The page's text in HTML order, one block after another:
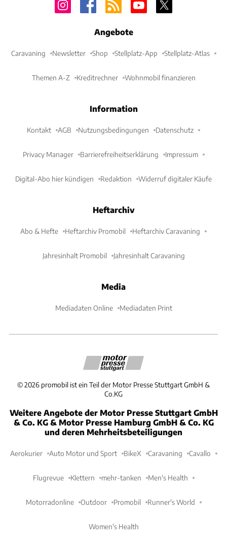
Angebote
Caravaning Newsletter Shop Stellplatz-App Stellplatz-Atlas
Themen A-Z Kreditrechner Wohnmobil finanzieren
Information
Kontakt AGB Nutzungsbedingungen Datenschutz
Privacy Manager Barrierefreiheitserklärung Impressum
Digital-Abo hier kündigen Redaktion Widerruf digitaler Käufe
Heftarchiv
Abo & Hefte Heftarchiv Promobil Heftarchiv Caravaning
Jahresinhalt Promobil Jahresinhalt Caravaning
Media
Mediadaten Online Mediadaten Print
©2026 promobil ist ein Teil der Motor Presse Stuttgart GmbH &
Co.KG
Weitere Angebote der Motor Presse Stuttgart GmbH
& Co. KG & Motor Presse Hamburg GmbH & Co. KG
und deren Mehrheitsbeteiligungen
Aerokurier Auto Motor und Sport BikeX Caravaning Cavallo
Flugrevue Klettern mehr-tanken Men's Health
Motorradonline Outdoor Promobil Runner's World
Women's Health